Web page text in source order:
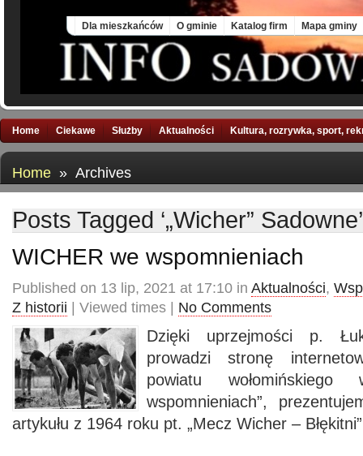
Dla mieszkańców O gminie Katalog firm Mapa gminy
Home Ciekawe Służby Aktualności Kultura, rozrywka, sport,
Home » Archives
Posts Tagged ‘„Wicher” Sadowne’
WICHER we wspomnieniach
Published on 13 lip, 2021 at 17:10 in Aktualności,
Z historii | Viewed times | No Comments
Dzięki uprzejmości p.
prowadzi stronę
powiatu
wspomnieniach”,
artykułu z 1964 roku pt. „Mecz Wicher –